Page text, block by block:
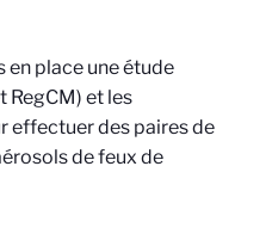
en place une étude
et les
effectuer des paires de
de feux de